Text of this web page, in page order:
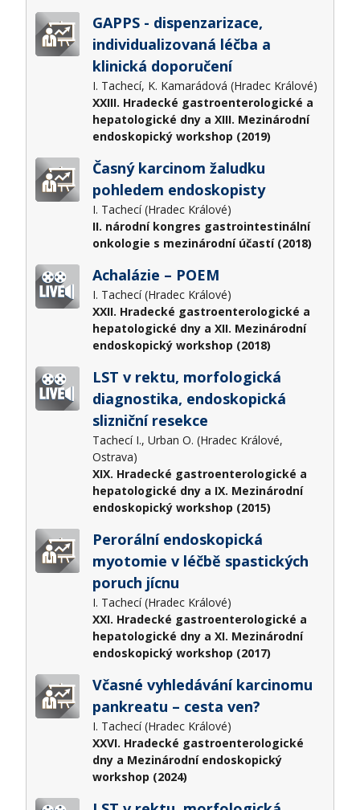
GAPPS - dispenzarizace,
individualizovaná léčba a
klinická doporučení
I. Tachecí, K. Kamarádová (Hradec Králové)
XXIII. Hradecké gastroenterologické a
hepatologické dny a XIII. Mezinárodní
endoskopický workshop (2019)
Časný karcinom žaludku
pohledem endoskopisty
I. Tachecí (Hradec Králové)
II. národní kongres gastrointestinální
onkologie s mezinárodní účastí (2018)
Achalázie – POEM
I. Tachecí (Hradec Králové)
XXII. Hradecké gastroenterologické a
hepatologické dny a XII. Mezinárodní
endoskopický workshop (2018)
LST v rektu, morfologická
diagnostika, endoskopická
slizniční resekce
Tachecí I., Urban O. (Hradec Králové,
Ostrava)
XIX. Hradecké gastroenterologické a
hepatologické dny a IX. Mezinárodní
endoskopický workshop (2015)
Perorální endoskopická
myotomie v léčbě spastických
poruch jícnu
I. Tachecí (Hradec Králové)
XXI. Hradecké gastroenterologické a
hepatologické dny a XI. Mezinárodní
endoskopický workshop (2017)
Včasné vyhledávání karcinomu
pankreatu – cesta ven?
I. Tachecí (Hradec Králové)
XXVI. Hradecké gastroenterologické
dny a Mezinárodní endoskopický
workshop (2024)